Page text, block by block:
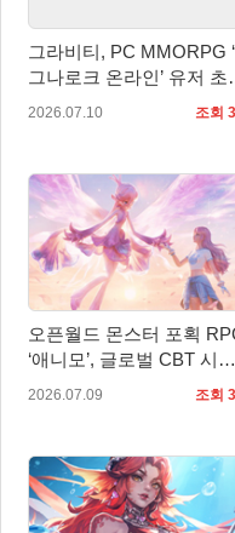
그라비티, PC MMORPG
그나로크 온라인’ 유저 초
토론회 개최!
2026.07.10 조회
오픈월드 몬스터 포획
‘애니모’, 글로벌 CBT 시
작… 판타지 생태계 직접
2026.07.09 조회